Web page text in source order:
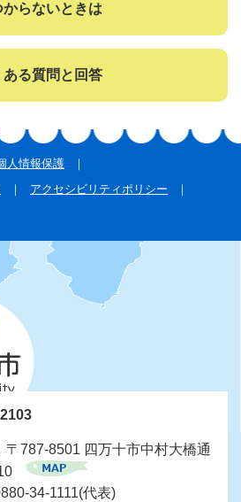
からないときは
ある質問と回答
人情報保護
アクセシビリティポリシー
〒787-8501 四万十市中村大橋通
34-1111(代表)